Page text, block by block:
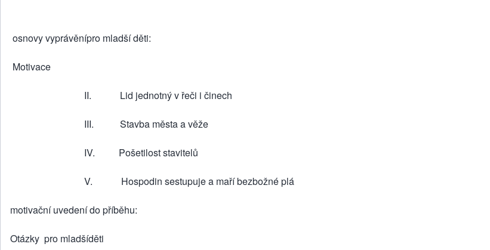
osnovy vyprávěnípro mladší děti:
Motivace
II. Lid jednotný v řeči i činech
III. Stavba města a věže
IV. Pošetilost stavitelů
V. Hospodin sestupuje a maří bezbožné plá
motivační uvedení do příběhu:
Otázky pro mladšíděti